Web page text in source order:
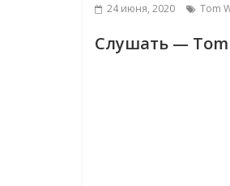
24 июня, 2020 Tom
Слушать — Tom